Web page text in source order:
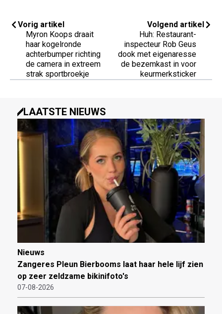
Vorig artikel
Myron Koops draait
haar kogelronde
achterbumper richting
de camera in extreem
strak sportbroekje
Volgend artikel
Huh: Restaurant-
inspecteur Rob Geus
dook met eigenaresse
de bezemkast in voor
keurmerksticker
LAATSTE NIEUWS
Nieuws
Zangeres Pleun Bierbooms laat haar hele lijf zien
op zeer zeldzame bikinifoto's
07-08-2026